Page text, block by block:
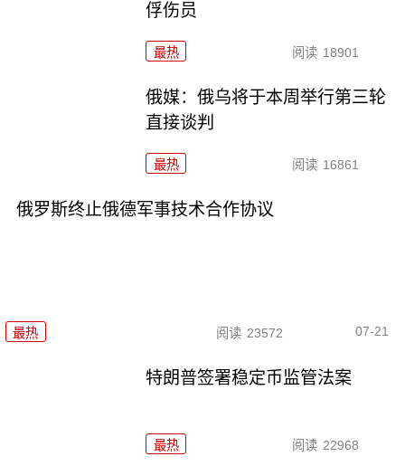
俘伤员
最热 阅读 18901
俄媒：俄乌将于本周举行第三轮
直接谈判
最热 阅读 16861
俄罗斯终止俄德军事技术合作协议
最热 阅读 23572 07-21
特朗普签署稳定币监管法案
最热 阅读 22968